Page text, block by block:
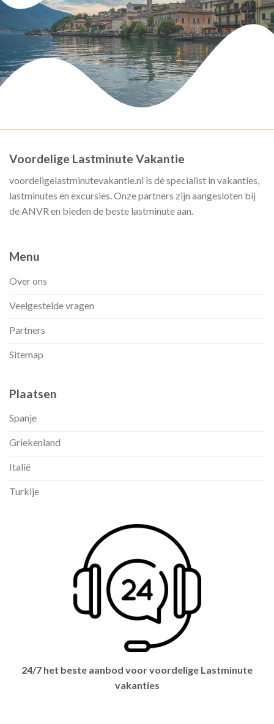
Voordelige Lastminute Vakantie
voordeligelastminutevakantie.nl is dé specialist in vakanties,
lastminutes en excursies. Onze partners zijn aangesloten bij
de ANVR en bieden de beste lastminute aan.
Menu
Over ons
Veelgestelde vragen
Partners
Sitemap
Plaatsen
Spanje
Griekenland
Italië
Turkije
24/7 het beste aanbod voor voordelige Lastminute
vakanties